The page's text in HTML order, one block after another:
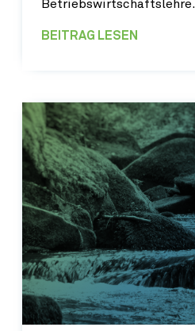
Betriebswirtschaftslehre.
BEITRAG LESEN